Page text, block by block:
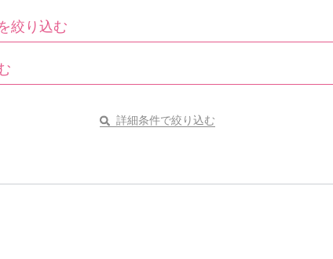
絞り込む
詳細条件で絞り込む